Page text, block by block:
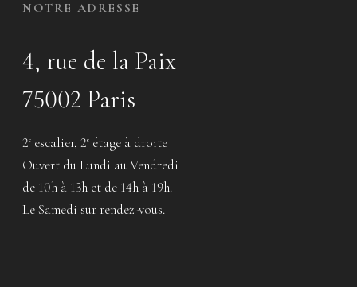
NOTRE ADRESSE
4, rue de la Paix
75002 Paris
2e escalier, 2e étage à droite
Ouvert du Lundi au Vendredi
de 10h à 13h et de 14h à 19h.
Le Samedi sur rendez-vous.